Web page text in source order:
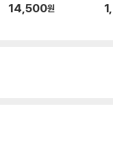
14,500원